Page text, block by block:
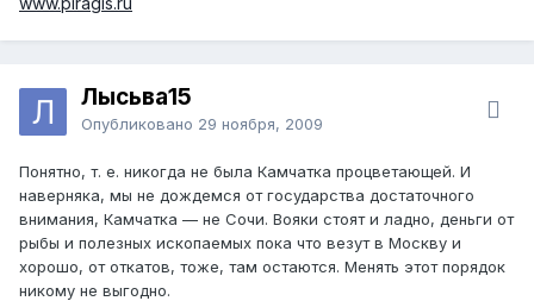
Лысьва15
Опубликовано 29 ноября, 2009
Понятно, т. е. никогда не была Камчатка процветающей. И
наверняка, мы не дождемся от государства достаточного
внимания, Камчатка — не Сочи. Вояки стоят и ладно, деньги от
рыбы и полезных ископаемых пока что везут в Москву и
хорошо, от откатов, тоже, там остаются. Менять этот порядок
никому не выгодно.